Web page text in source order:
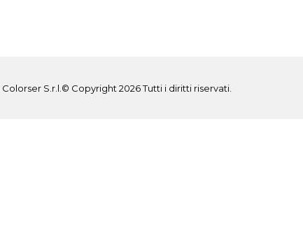
© Copyright 2026 Tutti i diritti riservati.
Colorser S.r.l.